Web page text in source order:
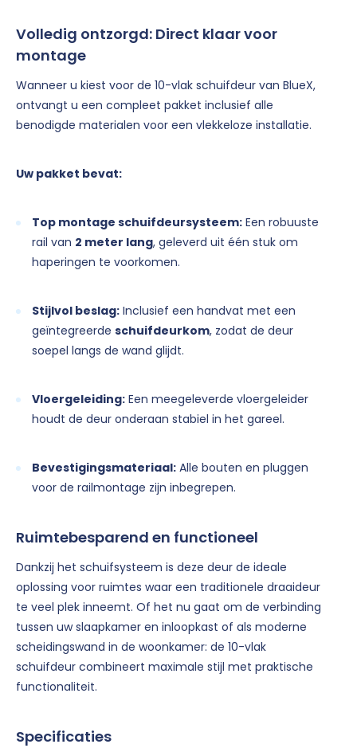
Volledig ontzorgd: Direct klaar voor
montage
Wanneer u kiest voor de 10-vlak schuifdeur van BlueX,
ontvangt u een compleet pakket inclusief alle
benodigde materialen voor een vlekkeloze installatie.
Uw pakket bevat:
Top montage schuifdeursysteem: Een robuuste
rail van 2 meter lang, geleverd uit één stuk om
haperingen te voorkomen.
Stijlvol beslag: Inclusief een handvat met een
geïntegreerde schuifdeurkom, zodat de deur
soepel langs de wand glijdt.
Vloergeleiding: Een meegeleverde vloergeleider
houdt de deur onderaan stabiel in het gareel.
Bevestigingsmateriaal: Alle bouten en pluggen
voor de railmontage zijn inbegrepen.
Ruimtebesparend en functioneel
Dankzij het schuifsysteem is deze deur de ideale
oplossing voor ruimtes waar een traditionele draaideur
te veel plek inneemt. Of het nu gaat om de verbinding
tussen uw slaapkamer en inloopkast of als moderne
scheidingswand in de woonkamer: de 10-vlak
schuifdeur combineert maximale stijl met praktische
functionaliteit.
Specificaties